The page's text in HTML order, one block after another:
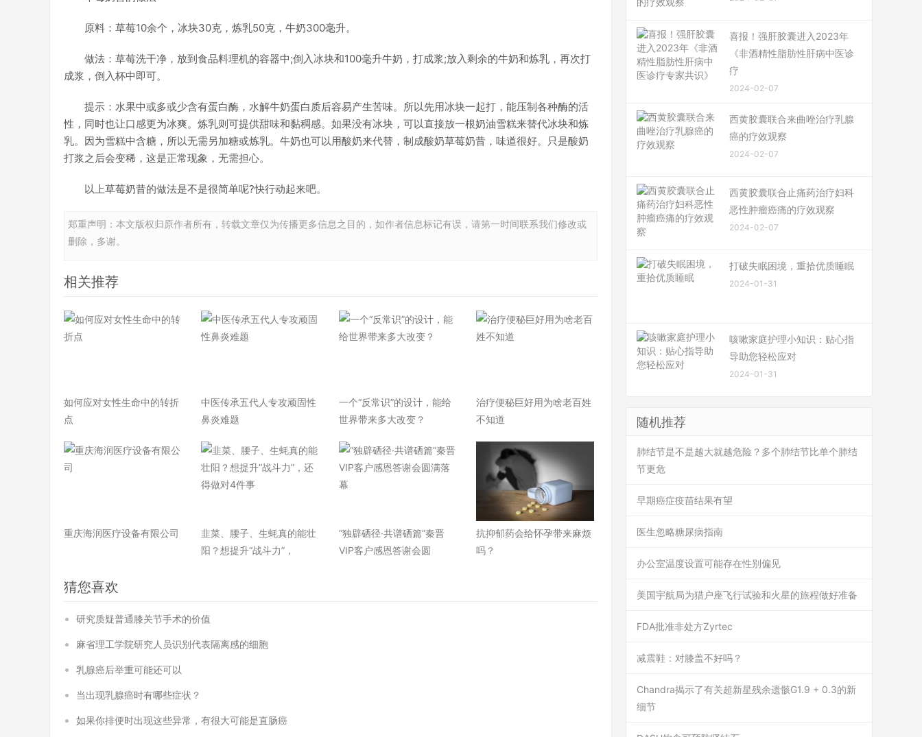
原料：草莓10余个，冰块30克，炼乳50克，牛奶300毫升。
做法：草莓洗干净，放到食品料理机的容器中;倒入冰块和100毫升牛奶，打成浆;放入剩余的牛奶和炼乳，再次打
成浆，倒入杯中即可。
提示：水果中或多或少含有蛋白酶，水解牛奶蛋白质后容易产生苦味。所以先用冰块一起打，能压制各种酶的活
性，同时也让口感更为冰爽。炼乳则可提供甜味和黏稠感。如果没有冰块，可以直接放一根奶油雪糕来替代冰块和炼
乳。因为雪糕中含糖，所以无需另加糖或炼乳。牛奶也可以用酸奶来代替，制成酸奶草莓奶昔，味道很好。只是酸奶
打浆之后会变稀，这是正常现象，无需担心。
以上草莓奶昔的做法是不是很简单呢?快行动起来吧。
郑重声明：本文版权归原作者所有，转载文章仅为传播更多信息之目的，如作者信息标记有误，请第一时间联系我们修改或
删除，多谢。
相关推荐
如何应对女性生命中的转折
点
中医传承五代人专攻顽固性
鼻炎难题
一个“反常识”的设计，能给
世界带来多大改变？
治疗便秘巨好用为啥老百姓
不知道
重庆海润医疗设备有限公司
韭菜、腰子、生蚝真的能壮
阳？想提升“战斗力”，
“独辟硒径·共谱硒篇”秦晋
VIP客户感恩答谢会圆
抗抑郁药会给怀孕带来麻烦
吗？
猜您喜欢
研究质疑普通膝关节手术的价值
麻省理工学院研究人员识别代表隔离感的细胞
乳腺癌后举重可能还可以
当出现乳腺癌时有哪些症状？
如果你排便时出现这些异常，有很大可能是直肠癌
喜报！强肝胶囊进入2023年
《非酒精性脂肪性肝病中医诊
疗
2024-02-07
西黄胶囊联合来曲唑治疗乳腺
癌的疗效观察
2024-02-07
西黄胶囊联合止痛药治疗妇科
恶性肿瘤癌痛的疗效观察
2024-02-07
打破失眠困境，重拾优质睡眠
2024-01-31
咳嗽家庭护理小知识：贴心指
导助您轻松应对
2024-01-31
随机推荐
肺结节是不是越大就越危险？多个肺结节比单个肺结
节更危
早期癌症疫苗结果有望
医生忽略糖尿病指南
办公室温度设置可能存在性别偏见
美国宇航局为猎户座飞行试验和火星的旅程做好准备
FDA批准非处方Zyrtec
减震鞋：对膝盖不好吗？
Chandra揭示了有关超新星残余遗骸G1.9 + 0.3的新
细节